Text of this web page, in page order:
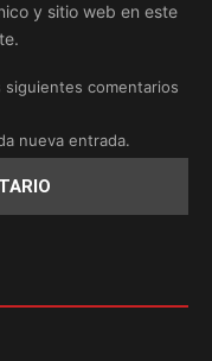
y sitio web en este
comentarios
nueva entrada.